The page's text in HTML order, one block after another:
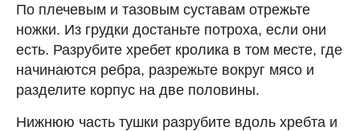
По плечевым и тазовым суставам отрежьте
ножки. Из грудки достаньте потроха, если они
есть. Разрубите хребет кролика в том месте, где
начинаются ребра, разрежьте вокруг мясо и
разделите корпус на две половины.
Нижнюю часть тушки разрубите вдоль хребта и